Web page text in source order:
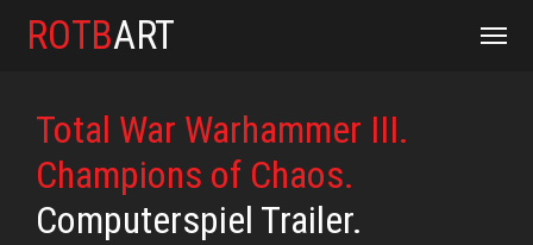
ROTBART
Total War Warhammer III.
Champions of Chaos.
Computerspiel Trailer.